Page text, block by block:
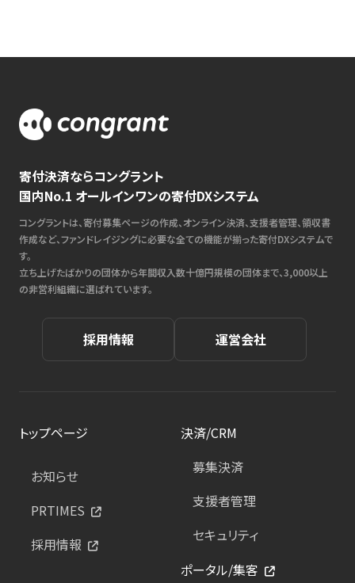
寄付決済ならコングラント
国内No.1 オールインワンの寄付DXシステム
コングラントは、寄付募集ページの作成、オンライン決済、支援者管理、領収書
作成など、ファンドレイジングに必要な全ての機能が揃った寄付DXシステムで
す。
立ち上げたばかりの団体から年間収入数十億円規模の団体まで、3,000以上
の非営利組織に選ばれています。
採用情報 運営会社
トップページ
お知らせ
PRTIMES
採用情報
決済/CRM
募集決済
支援者管理
セキュリティ
ポータル/集客